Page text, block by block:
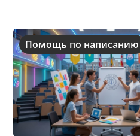
Помощь по написанию